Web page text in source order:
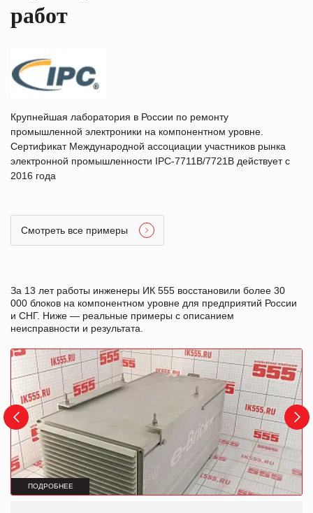
работ
Крупнейшая лаборатория в России по ремонту
промышленной электроники на компонентном уровне.
Сертификат Международной ассоциации участников рынка
электронной промышленности IPC-7711B/7721B действует с
2016 года
Смотреть все примеры
За 13 лет работы инженеры ИК 555 восстановили более 30
000 блоков на компонентном уровне для предприятий России
и СНГ. Ниже — реальные примеры с описанием
неисправности и результата.
ПОДРОБНЕЕ